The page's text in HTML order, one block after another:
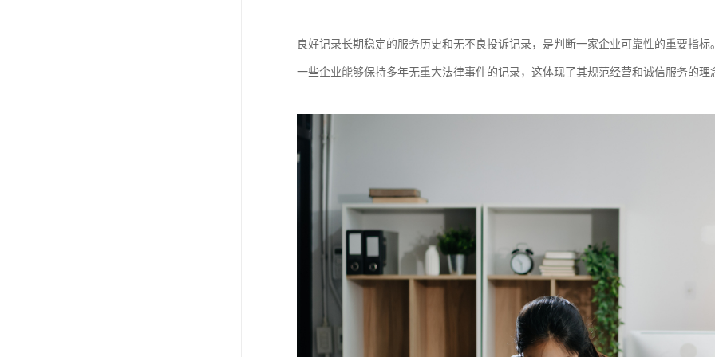
良好记录长期稳定的服务历史和无不良投诉记录，是判断一家企业可靠性的重要指标
一些企业能够保持多年无重大法律事件的记录，这体现了其规范经营和诚信服务的理